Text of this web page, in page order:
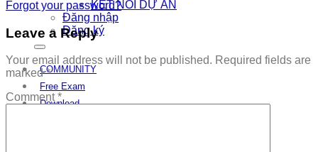
KẾT NỐI DỰ ÁN
Đăng nhập
Đăng ký
COMMUNITY
Free Exam
Download
Forgot your password?
Leave a Reply
Your email address will not be published. Required fields are
marked*
Comment*